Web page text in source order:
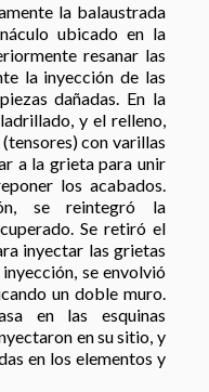
la balaustrada
ubicado en la
resanar las
la inyección de las
dañadas. En la
y el relleno,
con varillas
a la grieta para unir
los acabados.
se reintegró la
Se retiró el
inyectar las grietas
se envolvió
un doble muro.
en las esquinas
en su sitio, y
en los elementos y